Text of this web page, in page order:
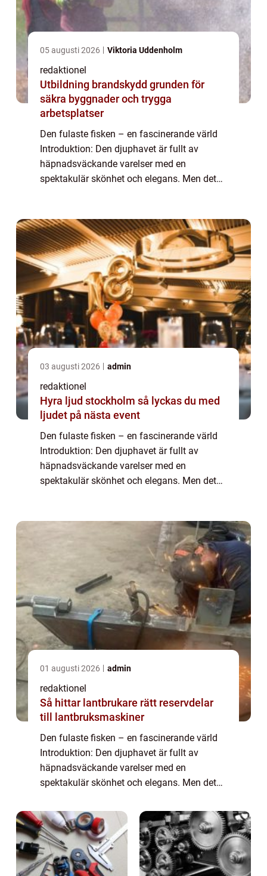
05 augusti 2026 Viktoria Uddenholm
redaktionel
Utbildning brandskydd grunden för
säkra byggnader och trygga
arbetsplatser
Den fulaste fisken – en fascinerande värld
Introduktion: Den djuphavet är fullt av
häpnadsväckande varelser med en
spektakulär skönhet och elegans. Men det
03 augusti 2026 admin
redaktionel
Hyra ljud stockholm så lyckas du med
ljudet på nästa event
Den fulaste fisken – en fascinerande värld
Introduktion: Den djuphavet är fullt av
häpnadsväckande varelser med en
spektakulär skönhet och elegans. Men det
01 augusti 2026 admin
redaktionel
Så hittar lantbrukare rätt reservdelar
till lantbruksmaskiner
Den fulaste fisken – en fascinerande värld
Introduktion: Den djuphavet är fullt av
häpnadsväckande varelser med en
spektakulär skönhet och elegans. Men det
nämligen de ”fulaste fiskarna”. Trots s...